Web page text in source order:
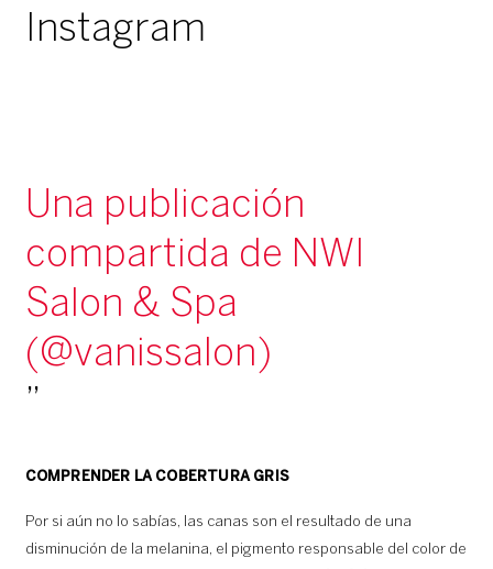
Instagram
Una publicación
compartida de NWI
Salon & Spa
(@vanissalon)
COMPRENDER LA COBERTURA GRIS
Por si aún no lo sabías, las canas son el resultado de una
disminución de la melanina, el pigmento responsable del color de